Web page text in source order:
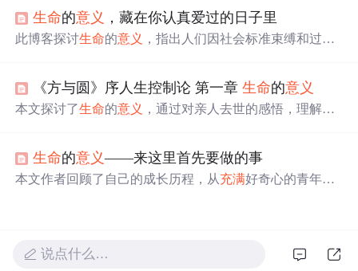
予 生命意义，还给出探索热爱、创造价值、规划成长的行
动方案。
生命的意义 ，藏在你认真爱过的日子里
此博客探讨生命的意义 ，指出人们因社会标准束缚和过度
感联结、培养自我关怀，让生命 从迷茫走向丰盈。
《方与圆》序人生控制论 第一章生命的意义
本文探讨了生命的意义 ，通过对亲人去世的感悟，理解生
勇气。
生命的意义——来这里首先要做的事
本文作者回顾了自己的成长历程，从充满好奇心的青年到
长。 说点什么…